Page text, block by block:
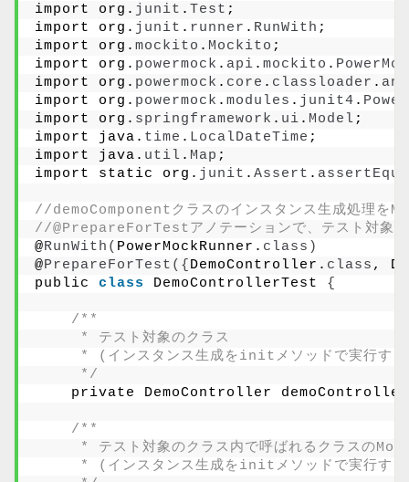
import org. junit . Test ;
import org. junit . runner . RunWith ;
import org. mockito . Mockito ;
import org. powermock . api . mockito .
import org. powermock . core . classloader .
import org. powermock . modules . junit4 .
import org. springframework . ui . Model ;
import java. time . LocalDateTime ;
import java. util . Map ;
import static org. junit . Assert .
//demoComponentクラスのインスタンス生成処理を
//@PrepareForTestアノテーションで、テスト対象ク
@RunWith ( PowerMockRunner. class )
@PrepareForTest ({ DemoController. class ,
public class DemoControllerTest {
/**
     * テスト対象のクラス
* (インスタンス生成をinitメソッドで実行する
     */
private DemoController
/**
* テスト対象のクラス内で呼ばれるクラスの
* (インスタンス生成をinitメソッドで実行する